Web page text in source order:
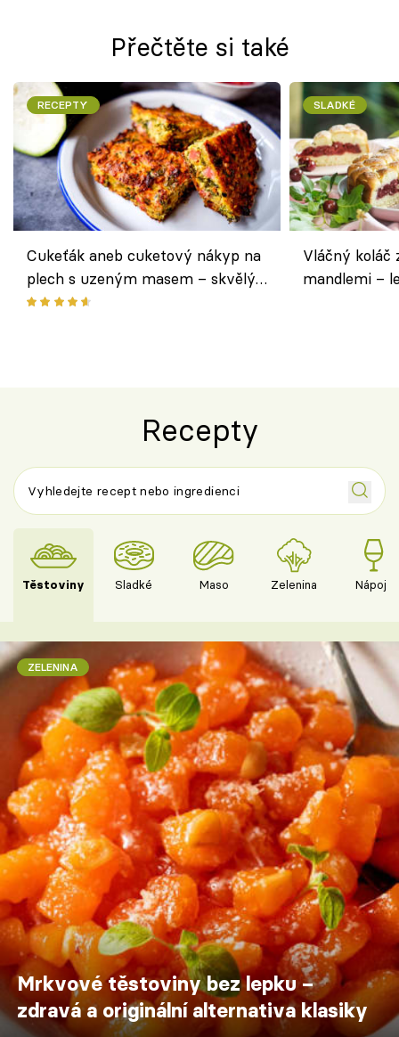
Přečtěte si také
RECEPTY
Cukeťák aneb cuketový nákyp na
plech s uzeným masem – skvělý
způsob, jak zpracovat přerostlé
SLADKÉ
Vláčný koláč
mandlemi –
Recepty
Těstoviny Sladké Maso Zelenina Nápoje
ZELENINA
Mrkvové těstoviny bez lepku –
zdravá a originální alternativa klasiky